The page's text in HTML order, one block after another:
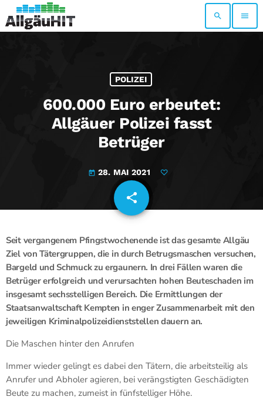
search menu
POLIZEI
600.000 Euro erbeutet:
Allgäuer Polizei fasst
Betrüger
today 28. MAI 2021
share
email
Seit vergangenem Pfingstwochenende ist das gesamte Allgäu
Ziel von Tätergruppen, die in durch Betrugsmaschen versuchen,
Bargeld und Schmuck zu ergaunern. In drei Fällen waren die
Betrüger erfolgreich und verursachten hohen Beuteschaden im
insgesamt sechsstelligen Bereich. Die Ermittlungen der
Staatsanwaltschaft Kempten in enger Zusammenarbeit mit den
jeweiligen Kriminalpolizeidienststellen dauern an.
Die Maschen hinter den Anrufen
Immer wieder gelingt es dabei den Tätern, die arbeitsteilig als
Anrufer und Abholer agieren, bei verängstigten Geschädigten
Beute zu machen, zumeist in fünfstelliger Höhe.